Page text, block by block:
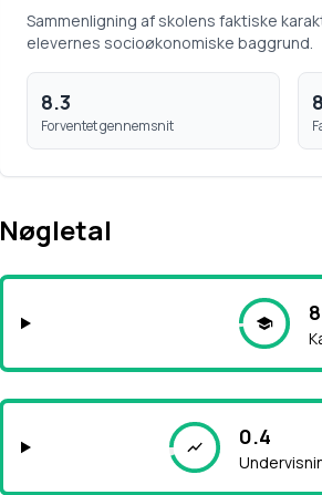
Sammenligning af skolens faktiske
elevernes socioøkonomiske baggrund.
8.3
Forventet gennemsnit
Nøgletal
0.4